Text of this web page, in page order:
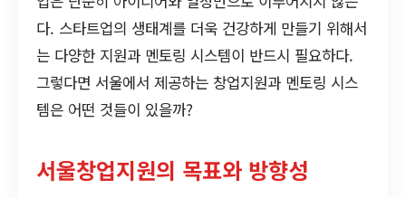
다. 스타트업의 생태계를 더욱 건강하게 만들기 위해서
는 다양한 지원과 멘토링 시스템이 반드시 필요하다.
그렇다면 서울에서 제공하는 창업지원과 멘토링 시스
템은 어떤 것들이 있을까?
서울창업지원의 목표와 방향성